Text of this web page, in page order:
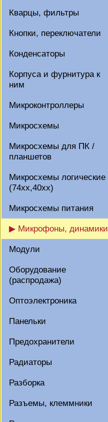
Кварцы, фильтры
Кнопки, переключатели
Конденсаторы
Корпуса и фурнитура к
ним
Микроконтроллеры
Микросхемы
Микросхемы для ПК /
планшетов
Микросхемы логические
(74xx,40xx)
Микросхемы питания
▶ Микрофоны, динамики
Модули
Оборудование
(распродажа)
Оптоэлектроника
Панельки
Предохранители
Радиаторы
Разборка
Разъемы, клеммники